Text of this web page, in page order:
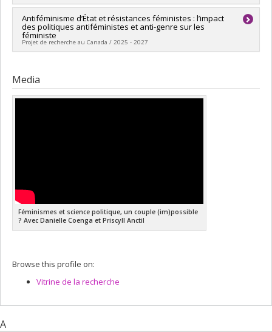
Lead researcher : Danielle Coenga-Oliveira
Funding sources:CRSH/Conseil de recherches en sciences
humaines du Canada
Grant programs:PV153480-Subventions de développement
Antiféminisme d’État et résistances féministes : l’impact
des politiques antiféministes et anti-genre sur les
féministe
Projet de recherche au Canada / 2025 - 2027
Funding sources:
humaines du Canada
Grant programs:PVX20020-Subvention institutionnelle du
Media
Féminismes et science politique, un couple (im)possible
? Avec Danielle Coenga et Priscyll Anctil
Browse this profile on:
Vitrine de la recherche
A